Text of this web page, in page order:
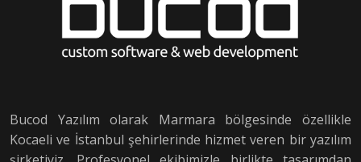
Bucod Yazılım olarak Marmara bölgesinde özellikle
Kocaeli ve İstanbul şehirlerinde hizmet veren bir yazılım